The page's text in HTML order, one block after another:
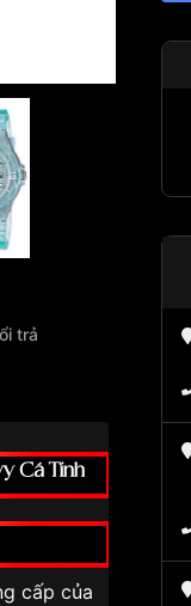
trả
Cá Tính
cấp của